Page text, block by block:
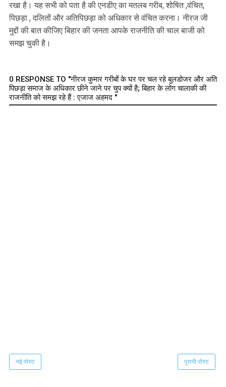
रखा है। यह सभी को पता है की एनडीए का मतलब गरीब, शोषित ,वंचित,
पिछड़ा , दलितों और अतिपिछड़ा को अधिकार से वंचित करना। नीरज जी
मुद्दों की बात कीजिए बिहार की जनता आपके राजनीति की चाल बाजी को
समझ चुकी है।
0 RESPONSE TO "नीरज कुमार गरीबों के घर पर चल रहे बुलडोजर और अति
पिछड़ा समाज के अधिकार छीने जाने पर चुप क्यों है; बिहार के लोग चालाकी की
राजनीति को समझ रहे हैं : एजाज अहमद "
नई पोस्ट पुरानी पोस्ट